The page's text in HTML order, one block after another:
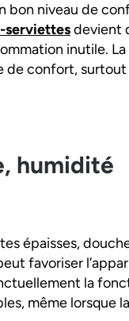
bon niveau de
serviettesdevient
inutile. La
de confort, surtout
humidité
épaisses,
favoriser
la
même lorsque la